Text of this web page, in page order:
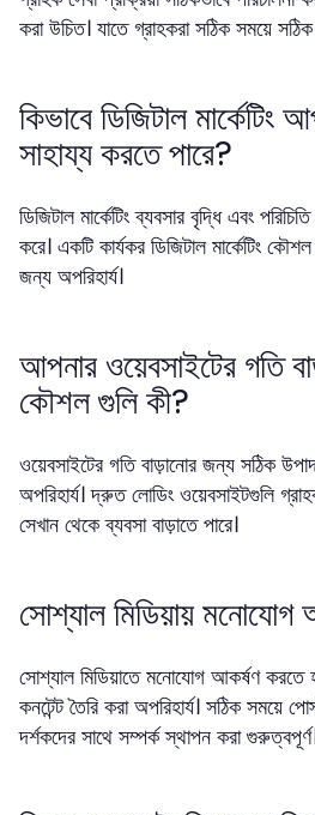
করা উচিত। যাতে গ্রাহকরা সঠিক সময়ে
কিভাবে ডিজিটাল মার্কেটিং
সাহায্য করতে পারে?
ডিজিটাল মার্কেটিং ব্যবসার বৃদ্ধি এবং
করে। একটি কার্যকর ডিজিটাল মার্কেটিং
জন্য অপরিহার্য।
আপনার ওয়েবসাইটের গতি
কৌশল গুলি কী?
ওয়েবসাইটের গতি বাড়ানোর জন্য সঠিক
অপরিহার্য। দ্রুত লোডিং ওয়েবসাইটগুলি
সেখান থেকে ব্যবসা বাড়াতে পারে।
সোশ্যাল মিডিয়ায় মনোযোগ
সোশ্যাল মিডিয়াতে মনোযোগ আকর্ষণ
কনটেন্ট তৈরি করা অপরিহার্য। সঠিক সময়ে
দর্শকদের সাথে সম্পর্ক স্থাপন করা